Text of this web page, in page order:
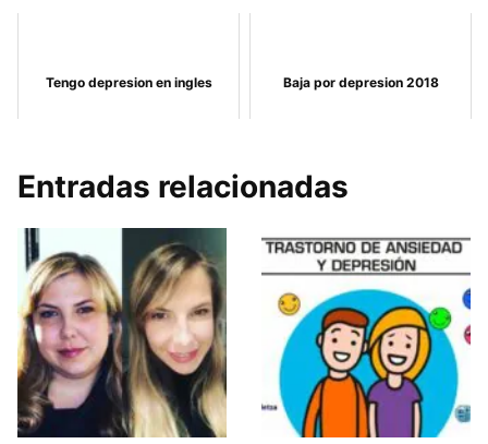
Tengo depresion en ingles Baja por depresion 2018
Entradas relacionadas